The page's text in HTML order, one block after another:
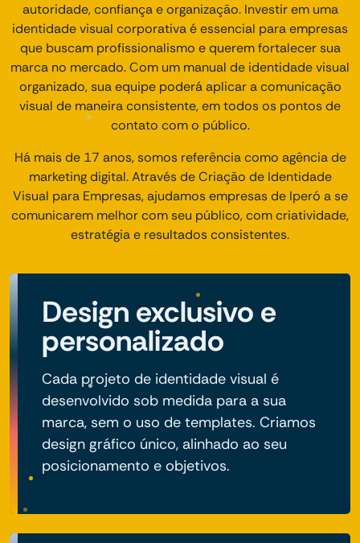
autoridade, confiança e organização. Investir em uma
identidade visual corporativa é essencial para empresas
que buscam profissionalismo e querem fortalecer sua
marca no mercado. Com um manual de identidade visual
organizado, sua equipe poderá aplicar a comunicação
visual de maneira consistente, em todos os pontos de
contato com o público.
Há mais de 17 anos, somos referência como agência de
marketing digital. Através de Criação de Identidade
Visual para Empresas, ajudamos empresas de Iperó a se
comunicarem melhor com seu público, com criatividade,
estratégia e resultados consistentes.
Design exclusivo e
personalizado
Cada projeto de identidade visual é
desenvolvido sob medida para a sua
marca, sem o uso de templates. Criamos
design gráfico único, alinhado ao seu
posicionamento e objetivos.